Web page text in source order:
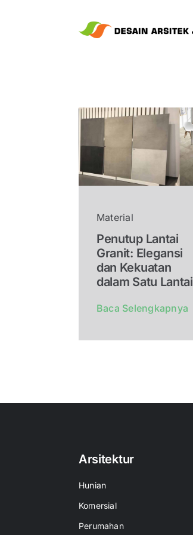
Material
Penutup Lantai
Granit: Elegansi
dan Kekuatan
dalam Satu Lantai
Baca Selengkapnya
Arsitektur
Hunian
Komersial
Perumahan